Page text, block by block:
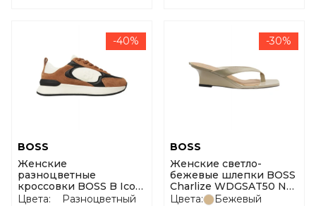
-40%
BOSS
Женские
разноцветные
кроссовки BOSS B Icon
размер 37
Цвета:
Разноцветный
-30%
BOSS
Женские светло-
бежевые шлепки BOSS
Charlize WDGSAT50 NA
размер 36
Цвета:
Бежевый